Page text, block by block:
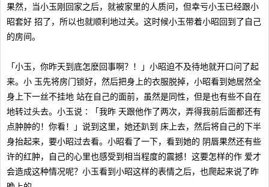
果然，当小玉刚回家之后，就被家里的人质问，但幸亏小玉已经跟小
昭套好 招了，所以也就顺利地过关。这时候小玉带着小昭回到了自己
的房间。
「小玉，你昨天到底怎麽回事啊？！」小昭迫不及待地就开口问了起
来。小 玉先将房门锁好，然后把身上的衣服脱掉，小昭看到她居然全
身上下一丝不挂地 站在自己的面前，虽然是同性，但是也有些不自在
地转过头去。小玉说∶「我昨 天跟他作了两次，弄得我前后面都还有
点肿肿的！你看！」说到这里，她还趴到 床上去，然后将自己的下半
身抬起来，要小昭过去看。小昭看了一下，看到她的 阴唇果然还有些
许的红肿，自己的心里也感受到相当程度的震撼！这要怎样的作 爱才
会造成这种情况呢？小玉看到小昭这样的表情之后，也爬起来说了昨